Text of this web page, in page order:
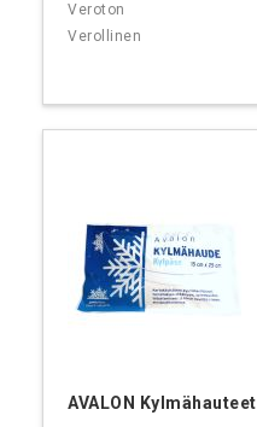
AVALON Kylmähauteet